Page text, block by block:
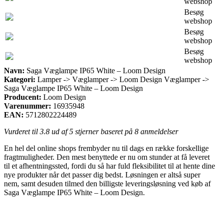
Besøg
webshop
Besøg
webshop
Besøg
webshop
Navn: Saga Væglampe IP65 White – Loom Design
Kategori: Lamper -> Væglamper -> Loom Design Væglamper ->
Saga Væglampe IP65 White – Loom Design
Producent: Loom Design
Varenummer: 16935948
EAN: 5712802224489
Vurderet til 3.8 ud af 5 stjerner baseret på 8 anmeldelser
En hel del online shops frembyder nu til dags en række forskellige
fragtmuligheder. Den mest benyttede er nu om stunder at få leveret
til et afhentningssted, fordi du så har fuld fleksibilitet til at hente dine
nye produkter når det passer dig bedst. Løsningen er altså super
nem, samt desuden tilmed den billigste leveringsløsning ved køb af
Saga Væglampe IP65 White – Loom Design.